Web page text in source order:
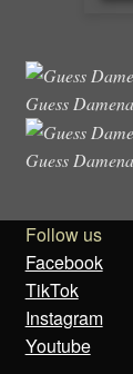
Guess
Guess
Follow us
Facebook
TikTok
Instagram
Youtube